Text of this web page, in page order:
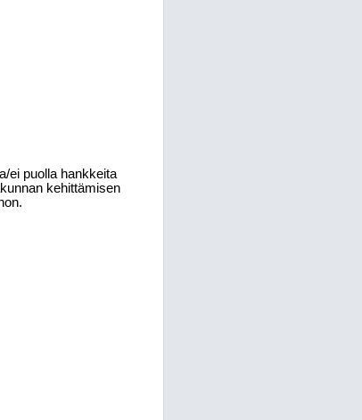
ei puolla hankkeita
kehittämisen